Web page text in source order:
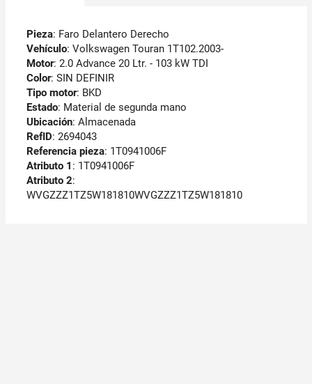
Pieza: Faro Delantero Derecho
Vehículo: Volkswagen Touran 1T102.2003-
Motor: 2.0 Advance 20 Ltr. - 103 kW TDI
Color: SIN DEFINIR
Tipo motor: BKD
Estado: Material de segunda mano
Ubicación: Almacenada
RefID: 2694043
Referencia pieza: 1T0941006F
Atributo 1 : 1T0941006F
Atributo 2:
WVGZZZ1TZ5W181810WVGZZZ1TZ5W181810